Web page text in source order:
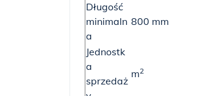
Długość
minimaln
a
800 mm
Jednostk
a
sprzedaż
m2